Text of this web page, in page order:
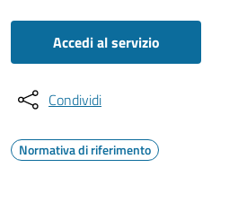
Accedi al servizio
Condividi
Normativa di riferimento